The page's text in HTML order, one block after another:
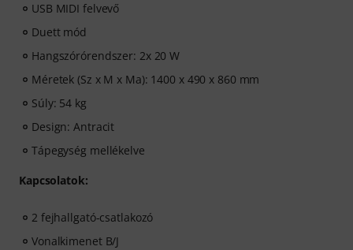
USB MIDI felvevő
Duett mód
Hangszórórendszer: 2x 20 W
Méretek (Sz x M x Ma): 1400 x 490 x 860 mm
Súly: 54 kg
Design: Antracit
Tápegység mellékelve
Kapcsolatok:
2 fejhallgató-csatlakozó
Vonalkimenet B/J